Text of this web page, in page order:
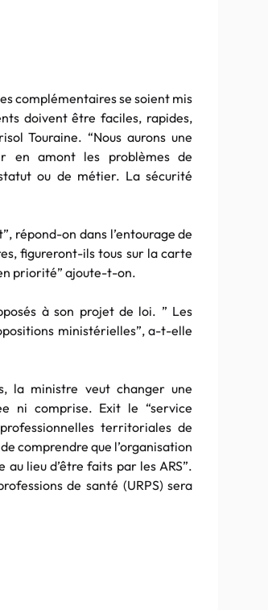
complémentaires se soient mis
doivent être faciles, rapides,
Touraine. “Nous aurons une
en amont les problèmes de
ou de métier. La sécurité
répond-on dans l’entourage de
figureront-ils tous sur la carte
priorité” ajoute-t-on.
à son projet de loi. ” Les
ministérielles”, a-t-elle
la ministre veut changer une
ni comprise. Exit le “service
territoriales de
comprendre que l’organisation
lieu d’être faits par les ARS”.
de santé (URPS) sera